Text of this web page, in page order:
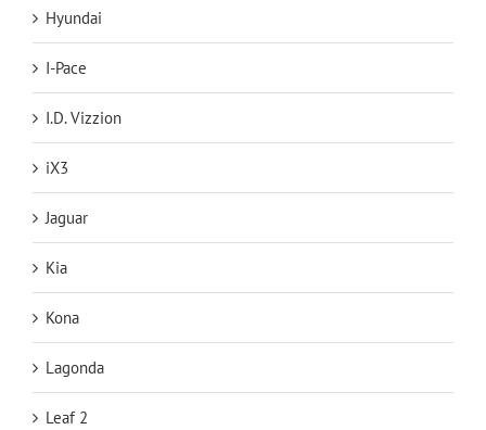
Hyundai
I-Pace
I.D. Vizzion
iX3
Jaguar
Kia
Kona
Lagonda
Leaf 2